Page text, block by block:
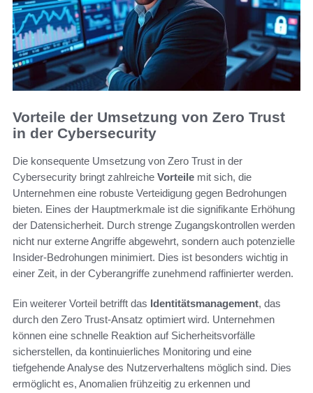
Vorteile der Umsetzung von Zero Trust
in der Cybersecurity
Die konsequente Umsetzung von Zero Trust in der
Cybersecurity bringt zahlreiche Vorteile mit sich, die
Unternehmen eine robuste Verteidigung gegen Bedrohungen
bieten. Eines der Hauptmerkmale ist die signifikante Erhöhung
der Datensicherheit. Durch strenge Zugangskontrollen werden
nicht nur externe Angriffe abgewehrt, sondern auch potenzielle
Insider-Bedrohungen minimiert. Dies ist besonders wichtig in
einer Zeit, in der Cyberangriffe zunehmend raffinierter werden.
Ein weiterer Vorteil betrifft das Identitätsmanagement, das
durch den Zero Trust-Ansatz optimiert wird. Unternehmen
können eine schnelle Reaktion auf Sicherheitsvorfälle
sicherstellen, da kontinuierliches Monitoring und eine
tiefgehende Analyse des Nutzerverhaltens möglich sind. Dies
ermöglicht es, Anomalien frühzeitig zu erkennen und